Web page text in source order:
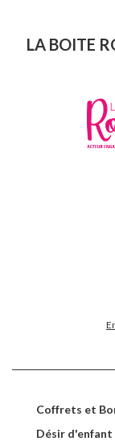
LA BOITE
Coffrets et
Désir d'enfant